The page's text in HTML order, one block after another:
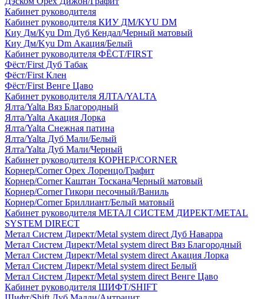
Кабинет руководителя
Кабинет руководителя КИУ ДМ/KYU DM
Киу Дм/Kyu Dm Дуб Кендал/Черный матовый
Киу Дм/Kyu Dm Акация/Белый
Кабинет руководителя ФЁСТ/FIRST
Фёст/First Дуб Табак
Фёст/First Клен
Фёст/First Венге Цаво
Кабинет руководителя ЯЛТА/YALTA
Ялта/Yalta Вяз Благородный
Ялта/Yalta Акация Лорка
Ялта/Yalta Снежная патина
Ялта/Yalta Дуб Мали/Белый
Ялта/Yalta Дуб Мали/Черный
Кабинет руководителя КОРНЕР/CORNER
Корнер/Corner Орех Лоренцо/Графит
Корнер/Corner Каштан Тоскана/Черный матовый
Корнер/Corner Гикори песочный/Ваниль
Корнер/Corner Бриллиант/Белый матовый
Кабинет руководителя МЕТАЛ СИСТЕМ ДИРЕКТ/METAL
SYSTEM DIRECT
Метал Систем Директ/Metal system direct Дуб Наварра
Метал Систем Директ/Metal system direct Вяз Благородный
Метал Систем Директ/Metal system direct Акация Лорка
Метал Систем Директ/Metal system direct Белый
Метал Систем Директ/Metal system direct Венге Цаво
Кабинет руководителя ШИФТ/SHIFT